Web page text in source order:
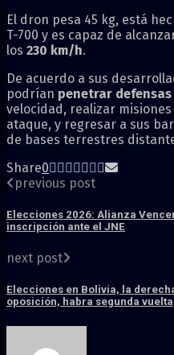
El dron pesa 45 kg, está
T-700 y es capaz de
los 230 km/h.
De acuerdo a sus
podrían penetrar
velocidad, realizar
ataque, y regresar a sus
de bases terrestres
Share0
previous post
Elecciones 2026: Alianza
inscripción ante el JNE
next post
Elecciones en Bolivia, la
oposición, habra segunda vuelta